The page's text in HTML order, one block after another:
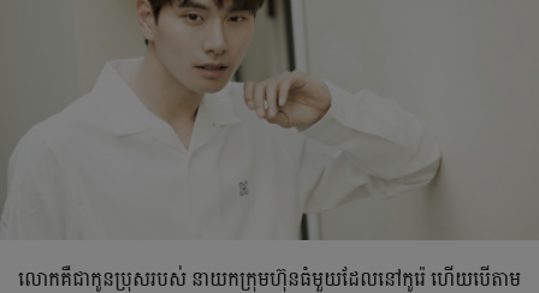
លោកគឺជាកូន​ប្រុសរបស់ នាយកក្រុមហ៊ុន​ធំ​មួយដែល​នៅកូរ៉េ ហើយបើតាម​